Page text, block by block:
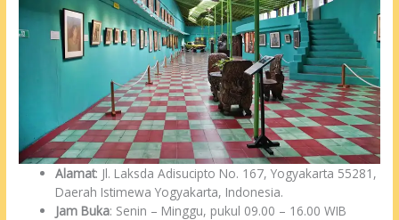
Alamat: Jl. Laksda Adisucipto No. 167, Yogyakarta 55281,
Daerah Istimewa Yogyakarta, Indonesia.
Jam Buka: Senin – Minggu, pukul 09.00 – 16.00 WIB